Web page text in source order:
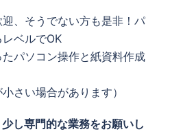
、そうでない方も是非！パ
ベルでOK
パソコン操作と紙資料作成
い場合があります）
し専門的な業務をお願いし